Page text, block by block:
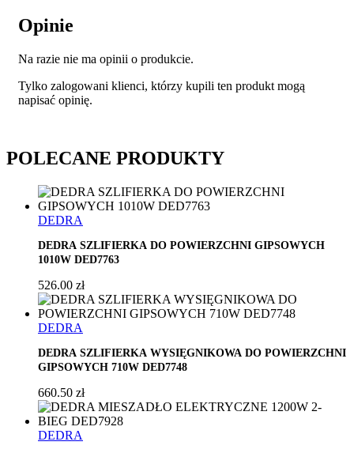
Opinie
Na razie nie ma opinii o produkcie.
Tylko zalogowani klienci, którzy kupili ten produkt mogą
napisać opinię.
POLECANE PRODUKTY
DEDRA
DEDRA SZLIFIERKA DO POWIERZCHNI GIPSOWYCH
1010W DED7763
526.00 zł
DEDRA
DEDRA SZLIFIERKA WYSIĘGNIKOWA DO POWIERZCHNI
GIPSOWYCH 710W DED7748
660.50 zł
DEDRA